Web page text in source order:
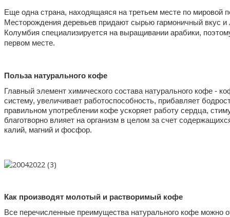
Еще одна страна, находящаяся на третьем месте по мировой
Месторождения деревьев придают сырью гармоничный вкус и
Колумбия специализируется на выращивании арабики,
первом месте.
Польза натурального кофе
Главный элемент химического состава натурального кофе -
систему, увеличивает работоспособность, прибавляет
правильном употреблении кофе ускоряет работу сердца,
благотворно влияет на организм в целом за счет
калий, магний и фосфор.
Как производят молотый и растворимый кофе
Все перечисленные преимущества натурального кофе можно